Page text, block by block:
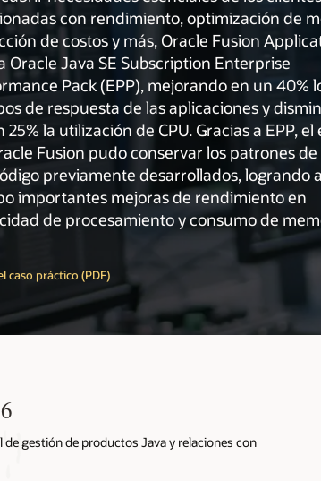
con rendimiento, optimización de
de costos y más, Oracle Fusion
Oracle Java SE Subscription Enterprise
Pack (EPP), mejorando en un 40%
de respuesta de las aplicaciones y
25% la utilización de CPU. Gracias a EPP,
Fusion pudo conservar los patrones
previamente desarrollados, logrando
importantes mejoras de rendimiento en
de procesamiento y consumo de
caso práctico (PDF)
gestión de productos Java y relaciones con